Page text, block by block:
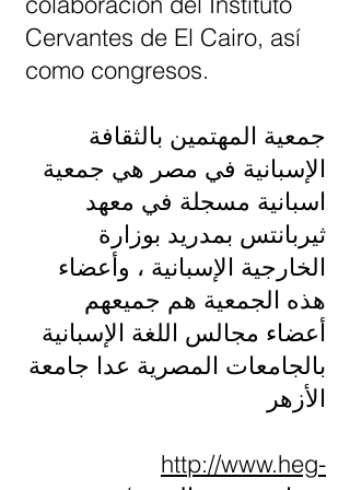
Cervantes de El Cairo, así
como congresos.
جمعية المهتمين بالثقافة
الإسبانية في مصر هي جمعية
اسبانية مسجلة في معهد
ثيربانتس بمدريد بوزارة
الخارجية الإسبانية ، وأعضاء
هذه الجمعية هم جميعهم
أعضاء مجالس اللغة الإسبانية
بالجامعات المصرية عدا جامعة
الأزهر
http://www.heg-